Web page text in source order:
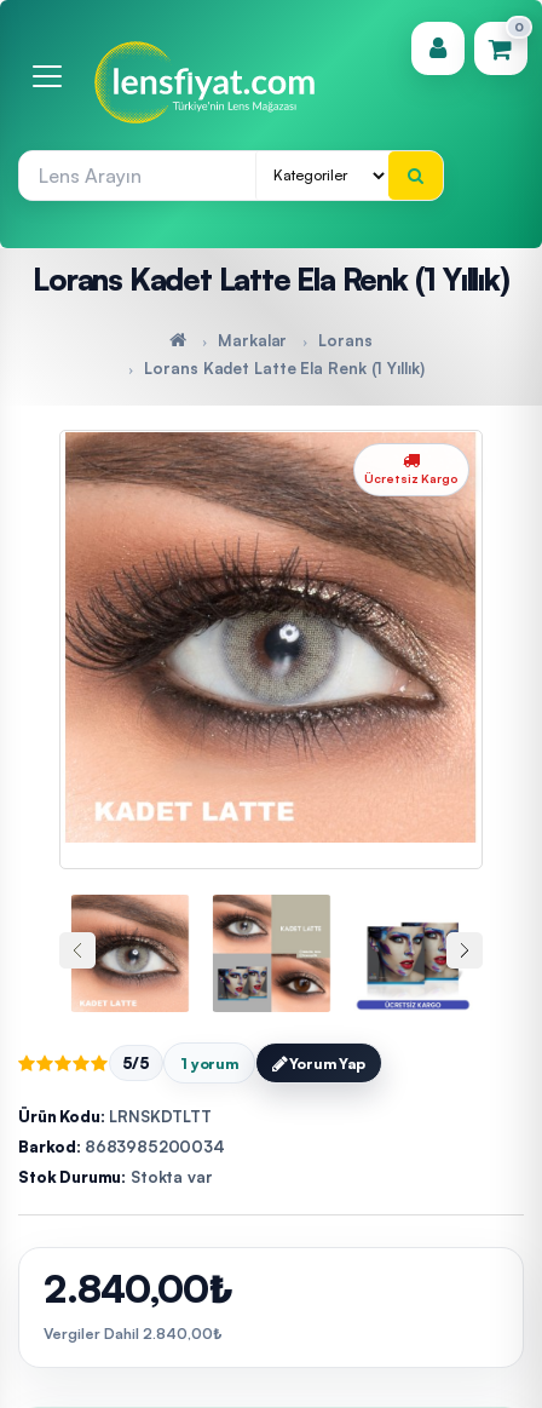
0
(0)
Lorans Kadet Latte Ela Renk (1 Yıllık)
Markalar
Lorans
Lorans Kadet Latte Ela Renk (1 Yıllık)
Ücretsiz Kargo
5/5 1 yorum Yorum Yap
Ürün Kodu: LRNSKDTLTT
Barkod: 8683985200034
Stok Durumu: Stokta var
2.840,00₺
Vergiler Dahil 2.840,00₺